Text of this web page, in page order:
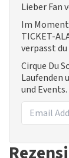
Lieber Fan
Im
TICKET-
verpasst
Cirque Du
Laufenden
und Events.